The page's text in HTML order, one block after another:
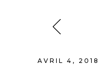
AVRIL 4, 2018